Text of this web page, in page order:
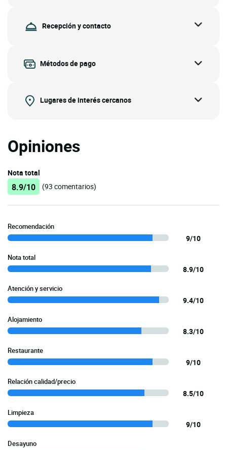
Recepción y contacto
Métodos de pago
Lugares de interés cercanos
Opiniones
Nota total
8.9/10 (93 comentarios)
Recomendación
9/10
Nota total
8.9/10
Atención y servicio
9.4/10
Alojamiento
8.3/10
Restaurante
9/10
Relación calidad/precio
8.5/10
Limpieza
9/10
Desayuno